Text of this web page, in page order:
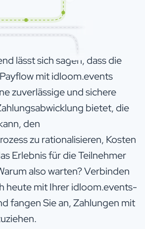
lässt sich sagen, dass die
mit idloom.events
zuverlässige und sichere
bietet, die
den
zu rationalisieren, Kosten
Erlebnis für die Teilnehmer
also warten? Verbinden
heute mit Ihrer idloom.events-
fangen Sie an, Zahlungen mit